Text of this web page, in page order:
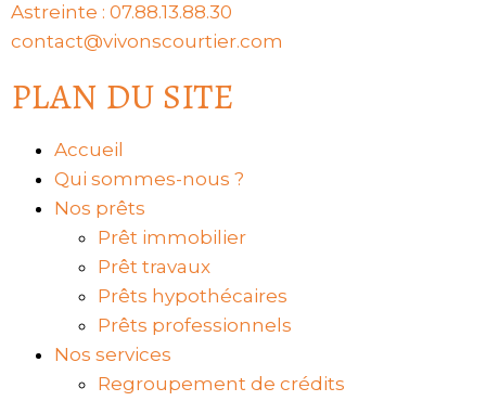
Astreinte : 07.88.13.88.30
contact@vivonscourtier.com
PLAN DU SITE
Accueil
Qui sommes-nous ?
Nos prêts
Prêt immobilier
Prêt travaux
Prêts hypothécaires
Prêts professionnels
Nos services
Regroupement de crédits